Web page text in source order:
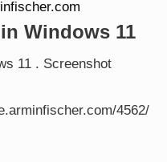
Windows 11
11 . Screenshot
4562/